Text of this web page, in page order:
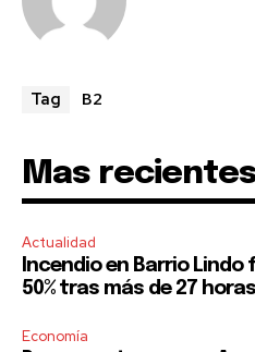
Tag B2
Mas
Actualidad
Incendio en Barrio
50% tras más de 27
Economía